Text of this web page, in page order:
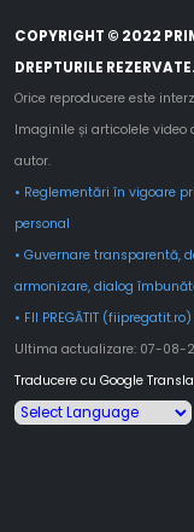
COPYRIGHT © 2022
DREPTURILE REZERVATE.
Orice reproducere este
Imaginile și articolele
autor.
• Reglementări în vigoare
personal
• Guvernare transparentă,
armonizare, dialog
• FII PREGĂTIT (fiipregatit.ro)
Ultima actualizare: 07-08-
Traducere cu Google